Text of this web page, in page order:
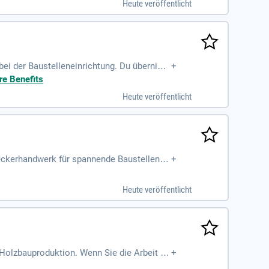
Heute veröffentlicht
der Baustelleneinrichtung. Du übernim
durch und bist Ansprechpartner
sowie ein starkes Bewus
Altersvorsorge und vielfältig
und Wellnessvergünstigungen!
+
Benefits
Heute veröffentlicht
für spannende Baustellen in
technischen Vorgaben. Historische
die Abdichtung von Dachflächen. Wer
+
Heute veröffentlicht
Wenn Sie die Arbeit mi
richtig. In unseren modernen Halle
+